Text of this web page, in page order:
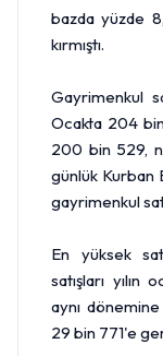
bazda yüzde
kırmıştı.
Gayrimenkul
Ocakta 204
200 bin 529,
günlük Kurban
gayrimenkul
En yüksek
satışları
aynı
29 bin 771'e